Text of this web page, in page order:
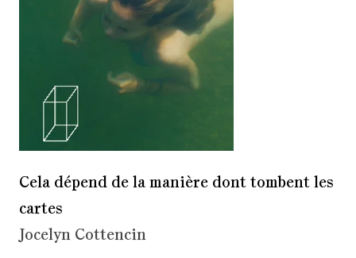
Cela dépend de la manière dont tombent les
cartes
Jocelyn Cottencin